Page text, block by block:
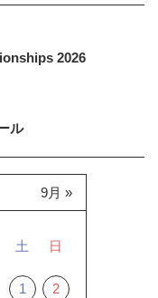
2026
ル
土 日
1 2
9月 »